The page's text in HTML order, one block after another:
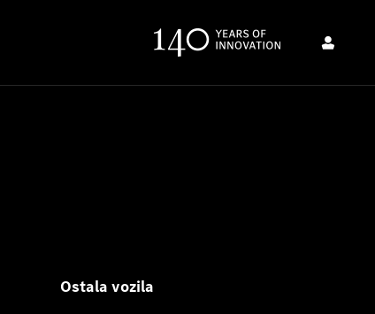
Ostala vozila